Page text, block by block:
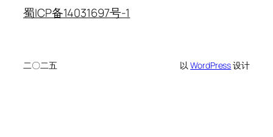
蜀ICP备14031697号-1
二〇二五 以WordPress设计